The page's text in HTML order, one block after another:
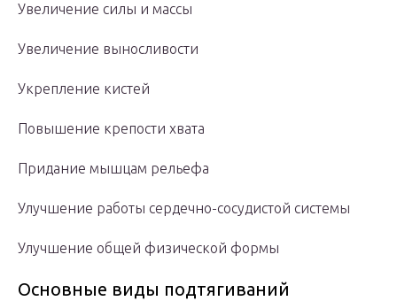
Увеличение силы и массы
Увеличение выносливости
Укрепление кистей
Повышение крепости хвата
Придание мышцам рельефа
Улучшение работы сердечно-сосудистой системы
Улучшение общей физической формы
Основные виды подтягиваний